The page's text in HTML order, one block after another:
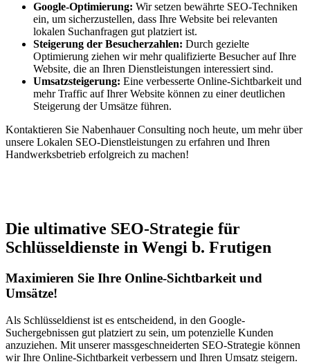
Google-Optimierung: Wir setzen bewährte SEO-Techniken
ein, um sicherzustellen, dass Ihre Website bei relevanten
lokalen Suchanfragen gut platziert ist.
Steigerung der Besucherzahlen: Durch gezielte
Optimierung ziehen wir mehr qualifizierte Besucher auf Ihre
Website, die an Ihren Dienstleistungen interessiert sind.
Umsatzsteigerung: Eine verbesserte Online-Sichtbarkeit und
mehr Traffic auf Ihrer Website können zu einer deutlichen
Steigerung der Umsätze führen.
Kontaktieren Sie Nabenhauer Consulting noch heute, um mehr über
unsere Lokalen SEO-Dienstleistungen zu erfahren und Ihren
Handwerksbetrieb erfolgreich zu machen!
Die ultimative SEO-Strategie für
Schlüsseldienste in Wengi b. Frutigen
Maximieren Sie Ihre Online-Sichtbarkeit und
Umsätze!
Als Schlüsseldienst ist es entscheidend, in den Google-
Suchergebnissen gut platziert zu sein, um potenzielle Kunden
anzuziehen. Mit unserer massgeschneiderten SEO-Strategie können
wir Ihre Online-Sichtbarkeit verbessern und Ihren Umsatz steigern.